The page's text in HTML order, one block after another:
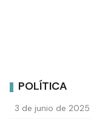
POLÍTICA
3 de junio de